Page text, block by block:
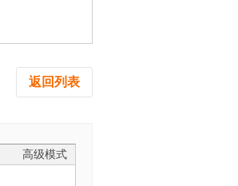
返回列表
高级模式